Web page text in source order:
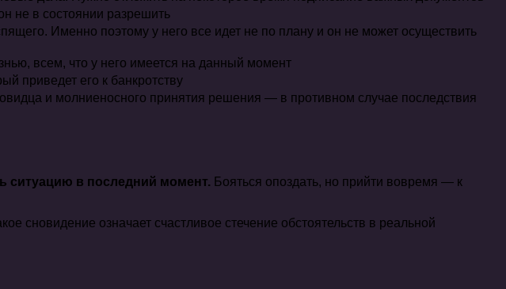
не в состоянии разрешить
Именно поэтому у него все идет не по плану и он не может осуществить
всем, что у него имеется на данный момент
приведет его к банкротству
и молниеносного принятия решения — в противном случае последствия
ситуацию в последний момент. Бояться опоздать, но прийти вовремя — к
сновидение означает счастливое стечение обстоятельств в реальной